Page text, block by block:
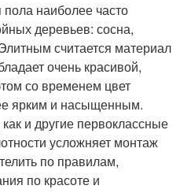
наиболее часто
деревьев: сосна,
считается материал
очень красивой,
со временем цвет
ярким и насыщенным.
и другие первоклассные
усложняет монтаж
по правилам,
по красоте и